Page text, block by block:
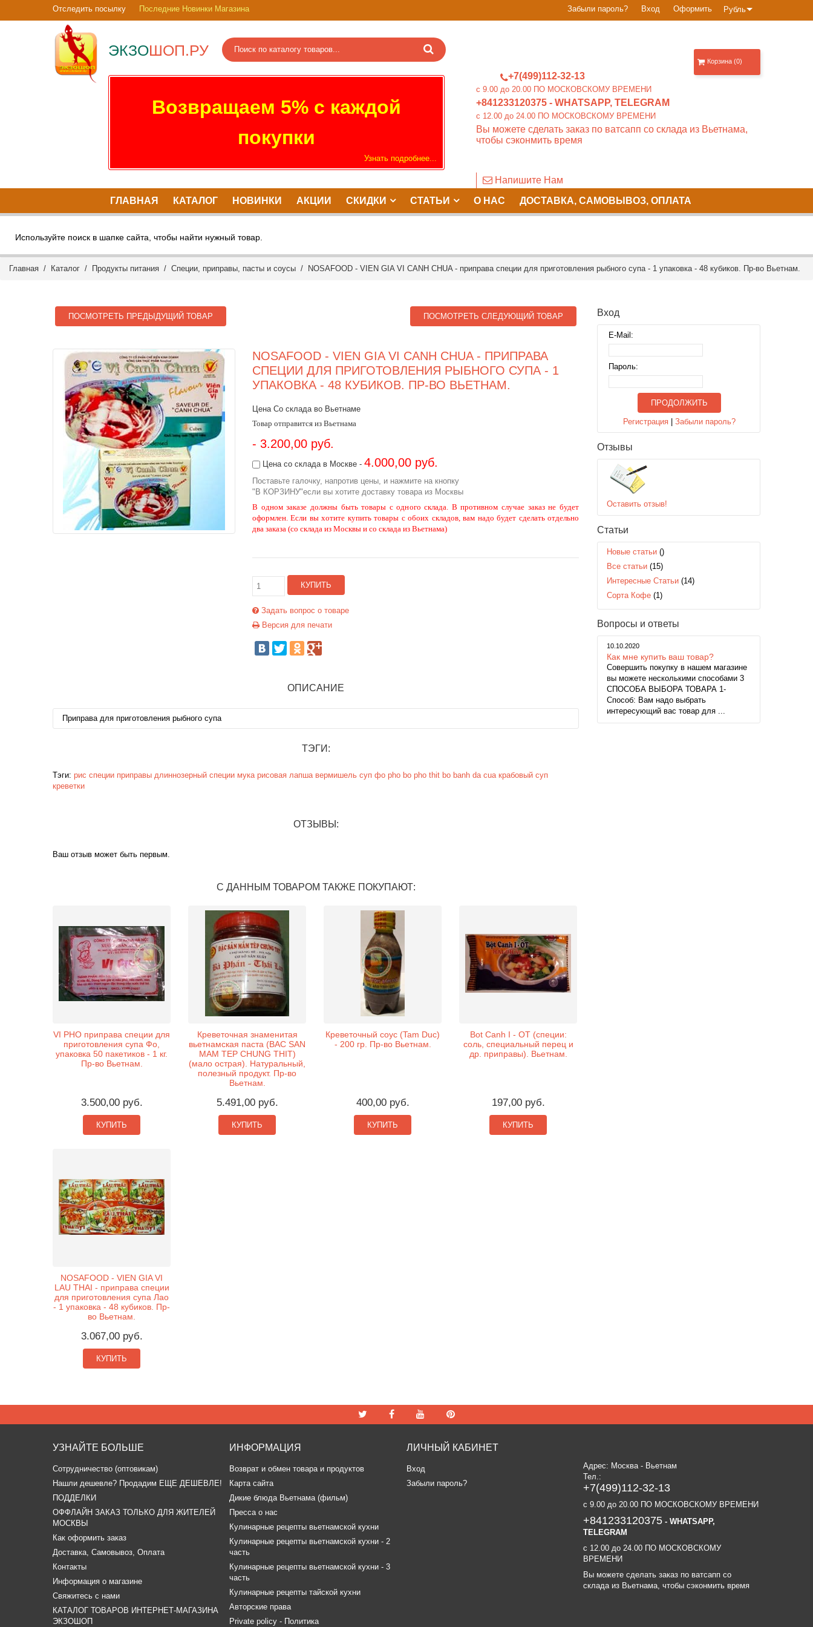
Рубль
Забыли пароль? Вход Оформить
Отследить посылку Последние Новинки Магазина
ЭКЗОШОП.РУ
+7(499)112-32-13
c 9.00 до 20.00 ПО МОСКОВСКОМУ ВРЕМЕНИ
+841233120375 - WHATSAPP, TELEGRAM
c 12.00 до 24.00 ПО МОСКОВСКОМУ ВРЕМЕНИ
Вы можете сделать заказ по ватсапп со склада из Вьетнама,
чтобы сэконмить время
Напишите Нам
Возвращаем 5% с каждой
покупки
Узнать подробнее...
Корзина (0)
ГЛАВНАЯ КАТАЛОГ НОВИНКИ АКЦИИ СКИДКИ СТАТЬИ О НАС ДОСТАВКА, САМОВЫВОЗ, ОПЛАТА
Используйте поиск в шапке сайта, чтобы найти нужный товар.
Главная / Каталог / Продукты питания / Специи, приправы, пасты и соусы / NOSAFOOD - VIEN GIA VI CANH CHUA - приправа специи для приготовления рыбного супа - 1 упаковка - 48 кубиков. Пр-во Вьетнам.
ПОСМОТРЕТЬ ПРЕДЫДУЩИЙ ТОВАР ПОСМОТРЕТЬ СЛЕДУЮЩИЙ ТОВАР
NOSAFOOD - VIEN GIA VI CANH CHUA - ПРИПРАВА
СПЕЦИИ ДЛЯ ПРИГОТОВЛЕНИЯ РЫБНОГО СУПА - 1
УПАКОВКА - 48 КУБИКОВ. ПР-ВО ВЬЕТНАМ.
Цена Со склада во Вьетнаме
Товар отправится из Вьетнама
- 3.200,00 руб.
Цена со склада в Москве - 4.000,00 руб.
Поставьте галочку, напротив цены, и нажмите на кнопку
"В КОРЗИНУ"если вы хотите доставку товара из Москвы
В одном заказе должны быть товары с одного склада. В противном случае заказ не будет
оформлен. Если вы хотите купить товары с обоих складов, вам надо будет сделать отдельно
два заказа (со склада из Москвы и со склада из Вьетнама)
КУПИТЬ
Задать вопрос о товаре
Версия для печати
ОПИСАНИЕ
Приправа для приготовления рыбного супа
ТЭГИ:
Тэги: рис специи приправы длиннозерный специи мука рисовая лапша вермишель суп фо pho bo pho thit bo banh da cua крабовый суп
креветки
ОТЗЫВЫ:
Ваш отзыв может быть первым.
С ДАННЫМ ТОВАРОМ ТАКЖЕ ПОКУПАЮТ:
VI PHO приправа специи для
приготовления супа Фо,
упаковка 50 пакетиков - 1 кг.
Пр-во Вьетнам.
3.500,00 руб.
КУПИТЬ
Креветочная знаменитая
вьетнамская паста (BAC SAN
MAM TEP CHUNG THIT)
(мало острая). Натуральный,
полезный продукт. Пр-во
Вьетнам.
5.491,00 руб.
КУПИТЬ
Креветочный соус (Tam Duc)
- 200 гр. Пр-во Вьетнам.
400,00 руб.
КУПИТЬ
Bot Canh I - OT (специи:
соль, специальный перец и
др. приправы). Вьетнам.
197,00 руб.
КУПИТЬ
NOSAFOOD - VIEN GIA VI
LAU THAI - приправа специи
для приготовления супа Лао
- 1 упаковка - 48 кубиков. Пр-
во Вьетнам.
3.067,00 руб.
КУПИТЬ
Вход
E-Mail:
Пароль:
ПРОДОЛЖИТЬ
Регистрация |Забыли пароль?
Отзывы
Оставить отзыв!
Статьи
Новые статьи ()
Все статьи (15)
Интересные Статьи (14)
Сорта Кофе (1)
Вопросы и ответы
10.10.2020
Как мне купить ваш товар?
Совершить покупку в нашем магазине
вы можете несколькими способами 3
СПОСОБА ВЫБОРА ТОВАРА 1-
Способ: Вам надо выбрать
интересующий вас товар для ...
УЗНАЙТЕ БОЛЬШЕ
Сотрудничество (оптовикам)
​Нашли дешевле? Продадим ЕЩЕ ДЕШЕВЛЕ!
ПОДДЕЛКИ
ОФФЛАЙН ЗАКАЗ ТОЛЬКО ДЛЯ ЖИТЕЛЕЙ
МОСКВЫ
Как оформить заказ
Доставка, Самовывоз, Оплата
Контакты
Информация о магазине
Свяжитесь с нами
КАТАЛОГ ТОВАРОВ ИНТЕРНЕТ-МАГАЗИНА
ЭКЗОШОП
ИНФОРМАЦИЯ
Возврат и обмен товара и продуктов
Карта сайта
Дикие блюда Вьетнама (фильм)
Пресса о нас
Кулинарные рецепты вьетнамской кухни
Кулинарные рецепты вьетнамской кухни - 2
часть
Кулинарные рецепты вьетнамской кухни - 3
часть
Кулинарные рецепты тайской кухни
Авторские права
Private policy - Политика
ЛИЧНЫЙ КАБИНЕТ
Вход
Забыли пароль?
Адрес: Москва - Вьетнам
Тел.:
+7(499)112-32-13
c 9.00 до 20.00 ПО МОСКОВСКОМУ ВРЕМЕНИ
+841233120375- WHATSAPP,
TELEGRAM
c 12.00 до 24.00 ПО МОСКОВСКОМУ
ВРЕМЕНИ
Вы можете сделать заказ по ватсапп со
склада из Вьетнама, чтобы сэконмить время